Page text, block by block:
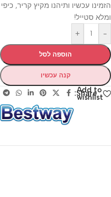
הזמינו עכשיו ותיהנו מקיץ קריר, כיפי
ומלא סטייל!
-
+
הוספה לסל
קנה עכשיו
Add to
wishlist
Share: